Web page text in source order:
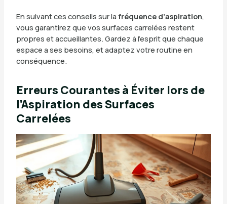
En suivant ces conseils sur la fréquence d’aspiration,
vous garantirez que vos surfaces carrelées restent
propres et accueillantes. Gardez à l’esprit que chaque
espace a ses besoins, et adaptez votre routine en
conséquence.
Erreurs Courantes à Éviter lors de
l’Aspiration des Surfaces
Carrelées